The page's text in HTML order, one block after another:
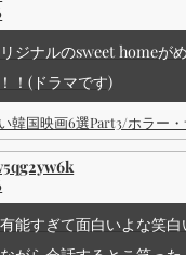
ジナルのsweet homeが
！(ドラマです)
韓国映画6選Part3/ホラー
能すぎて面白いよな笑白